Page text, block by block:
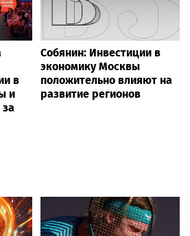
в
и
за
Собянин: Инвестиции в
экономику Москвы
положительно влияют на
развитие регионов